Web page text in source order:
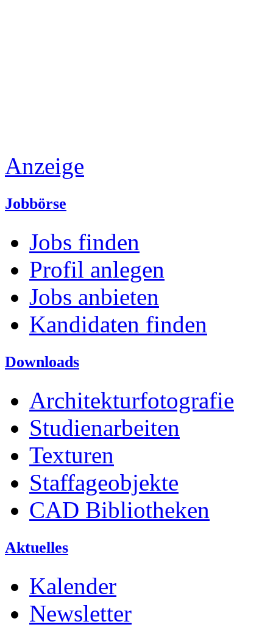
Anzeige
Jobbörse
Jobs finden
Profil anlegen
Jobs anbieten
Kandidaten finden
Downloads
Architekturfotografie
Studienarbeiten
Texturen
Staffageobjekte
CAD Bibliotheken
Aktuelles
Kalender
Newsletter